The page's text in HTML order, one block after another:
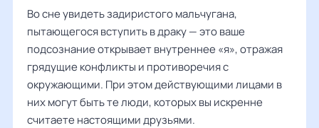
Во сне увидеть задиристого мальчугана,
пытающегося вступить в драку — это ваше
подсознание открывает внутреннее «я», отражая
грядущие конфликты и противоречия с
окружающими. При этом действующими лицами в
них могут быть те люди, которых вы искренне
считаете настоящими друзьями.